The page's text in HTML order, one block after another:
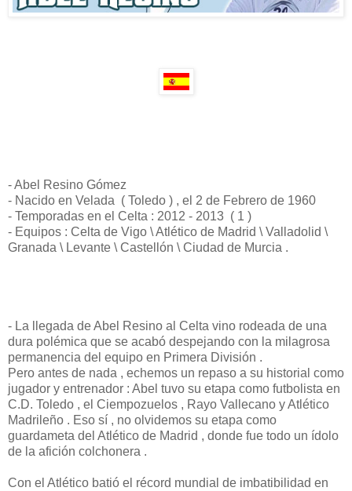
- Abel Resino Gómez
- Nacido en Velada ( Toledo ) , el 2 de Febrero de 1960
- Temporadas en el Celta : 2012 - 2013 ( 1 )
- Equipos : Celta de Vigo \ Atlético de Madrid \ Valladolid \
Granada \ Levante \ Castellón \ Ciudad de Murcia .
- La llegada de Abel Resino al Celta vino rodeada de una
dura polémica que se acabó despejando con la milagrosa
permanencia del equipo en Primera División .
Pero antes de nada , echemos un repaso a su historial como
jugador y entrenador : Abel tuvo su etapa como futbolista en
C.D. Toledo , el Ciempozuelos , Rayo Vallecano y Atlético
Madrileño . Eso sí , no olvidemos su etapa como
guardameta del Atlético de Madrid , donde fue todo un ídolo
de la afición colchonera .
Con el Atlético batió el récord mundial de imbatibilidad en